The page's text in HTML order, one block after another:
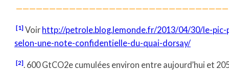
[1] Voir http://petrole.blog.lemonde.fr/2013/04/30/le-
selon-une-note-confidentielle-du-quai-dorsay/
[2]. 600 GtCO2e cumulées environ entre aujourd’hui et